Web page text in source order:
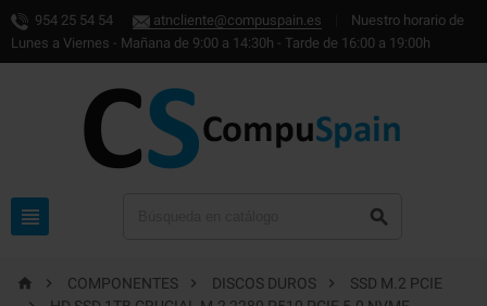
954 25 54 54 atncliente@compuspain.es
Nuestro horario de
Lunes a Viernes - Mañana de 9:00 a 14:30h - Tarde de 16:00 a 19:00h
 
  COMPONENTES  DISCOS DUROS 
SSD M.2 PCIE